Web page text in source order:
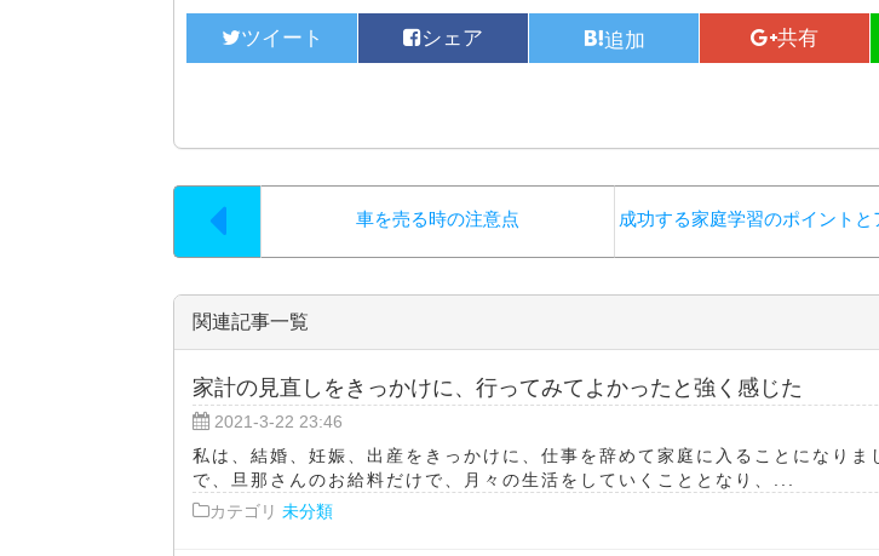
車を売る時の注意点 成功する家庭学習のポイントと
関連記事一覧
家計の見直しをきっかけに、行ってみてよかったと強く感じた
2021-3-22 23:46
私は、結婚、妊娠、出産をきっかけに、仕事を辞めて家庭に入ることになりま
で、旦那さんのお給料だけで、月々の生活をしていくこととなり、...
カテゴリ 未分類